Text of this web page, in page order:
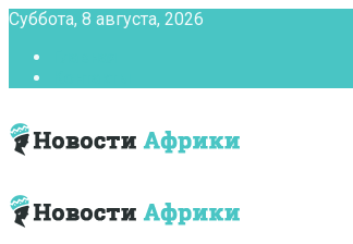
Суббота, 8 августа, 2026